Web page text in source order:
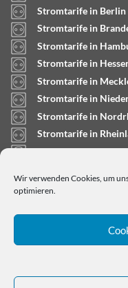
Wir verwenden Cookies, um
optimieren.
Stromtarife in Berlin
Stromtarife in
Stromtarife in
Stromtarife in
Stromtarife in
Stromtarife in
Stromtarife in
Stromtarife in
Stromtarife in
Stromtarife in